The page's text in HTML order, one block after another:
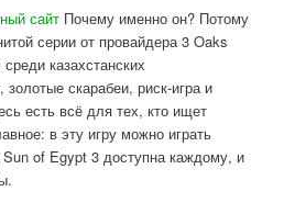
сайт Почему именно он? Потому
серии от провайдера 3 Oaks
казахстанских
золотые скарабеи, риск-игра и
есть всё для тех, кто ищет
в эту игру можно играть
of Egypt 3 доступна каждому, и